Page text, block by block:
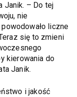
Janik. – Do tej
nie
powodowało liczne
się to zmieni
kierowania do
Janik.
i jakość